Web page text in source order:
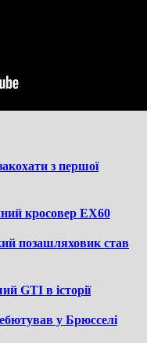
з першої
кросовер EX60
позашляховик став
GTI в історії
у Брюсселі